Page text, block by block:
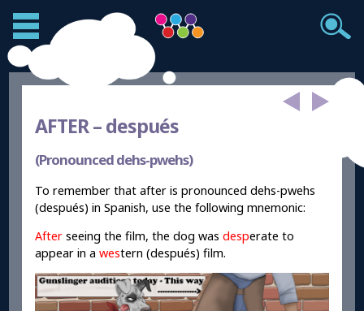
AFTER –después
(Pronounced dehs-pwehs)
To remember that after is pronounced dehs-pwehs
(después) in Spanish, use the following mnemonic:
After seeing the film, the dog was desperate to
appear in awestern (después) film.